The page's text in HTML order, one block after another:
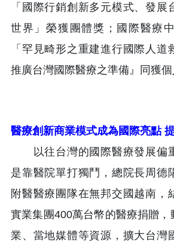
「國際行銷創新多元模式、發展
世界」榮獲團體獎；國際醫療
「罕見畸形之重建進行國際人道
推廣台灣國際醫療之準備』同獲個
醫療創新商業模式成為國際亮點
以往台灣的國際醫療發展偏
是靠醫院單打獨鬥，總院長周德
附醫醫療團隊在無邦交國越南，
實業集團400萬台幣的醫療捐贈，
業、當地媒體等資源，擴大台灣